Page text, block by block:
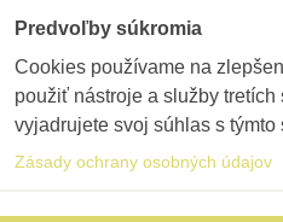
Predvoľby súkromia
Cookies používame na
použiť nástroje a služby
vyjadrujete svoj súhlas s
Zásady ochrany osobných údajov